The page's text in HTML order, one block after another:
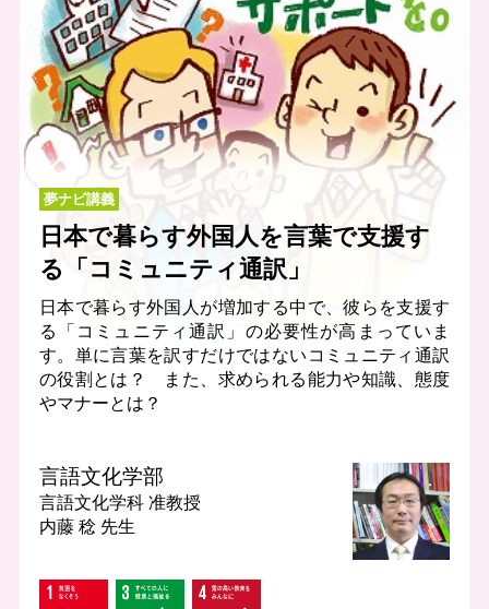
夢ナビ講義
日本で暮らす外国人を言葉で支援す
る「コミュニティ通訳」
日本で暮らす外国人が増加する中で、彼らを支援す
る「コミュニティ通訳」の必要性が高まっていま
す。単に言葉を訳すだけではないコミュニティ通訳
の役割とは？ また、求められる能力や知識、態度
やマナーとは？
言語文化学部
言語文化学科 准教授
内藤 稔 先生